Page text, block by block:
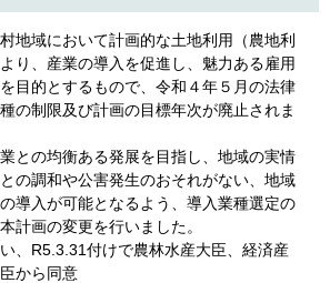
地域において計画的な土地利用（農地利
り、産業の導入を促進し、魅力ある雇用
目的とするもので、令和４年５月の法律
の制限及び計画の目標年次が廃止されま
との均衡ある発展を目指し、地域の実情
の調和や公害発生のおそれがない、地域
導入が可能となるよう、導入業種選定の
計画の変更を行いました。
、R5.3.31付けで農林水産大臣、経済産
から同意